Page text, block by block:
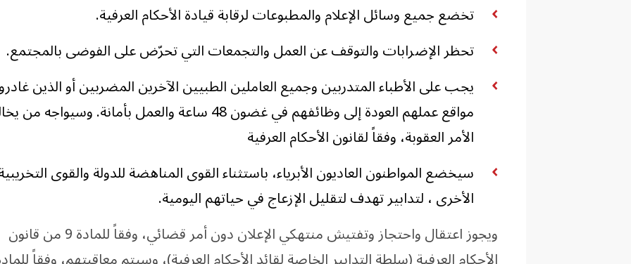
تخضع جميع وسائل الإعلام والمطبوعات لرقابة قيادة الأحكام العرفية.
تحظر الإضرابات والتوقف عن العمل والتجمعات التي تحرّض على الفوضى بالمجتمع.
يجب على الأطباء المتدربين وجميع العاملين الطبيين الآخرين المضربين أو الذين
مواقع عملهم العودة إلى وظائفهم في غضون 48 ساعة والعمل بأمانة. وسيواجه
الأمر العقوبة، وفقاً لقانون الأحكام العرفية
سيخضع المواطنون العاديون الأبرياء، باستثناء القوى المناهضة للدولة والقوى
الأخرى ، لتدابير تهدف لتقليل الإزعاج في حياتهم اليومية.
ويجوز اعتقال واحتجاز وتفتيش منتهكي الإعلان دون أمر قضائي، وفقاً للمادة 9 من قانون